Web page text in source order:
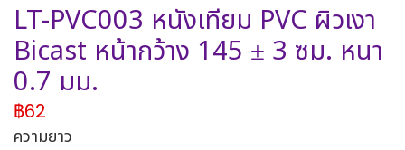
LT-PVC003 หนังเทียม PVC ผิวเงา
Bicast หน้ากว้าง 145 ± 3 ซม. หนา
0.7 มม.
฿62
ความยาว